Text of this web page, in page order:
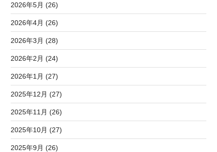
2026年5月 (26)
2026年4月 (26)
2026年3月 (28)
2026年2月 (24)
2026年1月 (27)
2025年12月 (27)
2025年11月 (26)
2025年10月 (27)
2025年9月 (26)